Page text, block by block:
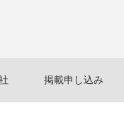
掲載申し込み